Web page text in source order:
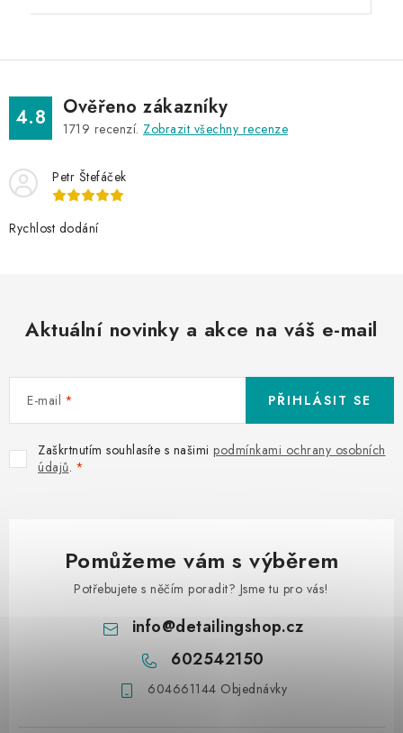
4.8 Ověřeno zákazníky
1719 recenzí. Zobrazit všechny recenze
Petr Štefáček
Rychlost dodání
Aktuální novinky a akce na váš e-mail
E-mail
Zaškrtnutím souhlasíte s našimi podmínkami ochrany osobních
údajů.
PŘIHLÁSIT SE
Pomůžeme vám s výběrem
Potřebujete s něčím poradit? Jsme tu pro vás!
info@detailingshop.cz
602542150
604661144 Objednávky